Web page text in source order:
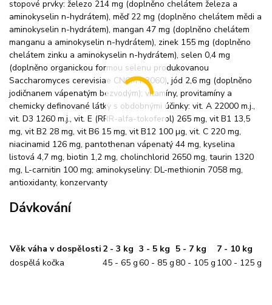
stopové prvky: železo 214 mg (doplněno chelátem železa a
aminokyselin n-hydrátem), měď 22 mg (doplněno chelátem mědi a
aminokyselin n-hydrátem), mangan 47 mg (doplněno chelátem
manganu a aminokyselin n-hydrátem), zinek 155 mg (doplněno
chelátem zinku a aminokyselin n-hydrátem), selen 0,4 mg
(doplněno organickou formou selenu produkovanou
Saccharomyces cerevisiae CNCM I-3060), jód 2,6 mg (doplněno
jodičnanem vápenatým bezvodým); vitamíny, provitamíny a
chemicky definované látky s obdobnými účinky: vit. A 22000 m.j.,
vit. D3 1260 m.j., vit. E (RRR-alfa-tokoferol) 265 mg, vit B1 13,5
mg, vit B2 28 mg, vit B6 15 mg, vit B12 100 µg, vit. C 220 mg,
niacinamid 126 mg, pantothenan vápenatý 44 mg, kyselina
listová 4,7 mg, biotin 1,2 mg, cholinchlorid 2650 mg, taurin 1320
mg, L-carnitin 100 mg; aminokyseliny: DL-methionin 7058 mg,
antioxidanty, konzervanty
Dávkování
Věk váha v dospělosti 2 - 3 kg 3 - 5 kg 5 - 7 kg
7 - 10 kg
dospělá kočka
45 - 65 g60 - 85 g 80 - 105 g 100 - 125 g